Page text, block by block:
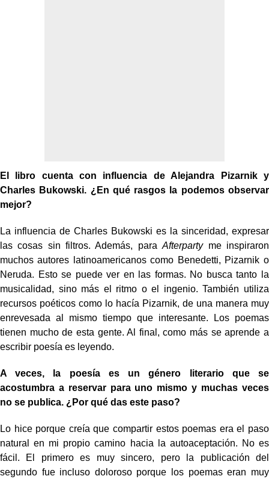
El libro cuenta con influencia de Alejandra Pizarnik y
Charles Bukowski. ¿En qué rasgos la podemos observar
mejor?
La influencia de Charles Bukowski es la sinceridad, expresar
las cosas sin filtros. Además, paraAfterpartyme inspiraron
muchos autores latinoamericanos como Benedetti, Pizarnik o
Neruda. Esto se puede ver en las formas. No busca tanto la
musicalidad, sino más el ritmo o el ingenio. También utiliza
recursos poéticos como lo hacía Pizarnik, de una manera muy
enrevesada al mismo tiempo que interesante. Los poemas
tienen mucho de esta gente. Al final, como más se aprende a
escribir poesía es leyendo.
A veces, la poesía es un género literario que se
acostumbra a reservar para uno mismo y muchas veces
no se publica. ¿Por qué das este paso?
Lo hice porque creía que compartir estos poemas era el paso
natural en mi propio camino hacia la autoaceptación. No es
fácil. El primero es muy sincero, pero la publicación del
segundo fue incluso doloroso porque los poemas eran muy